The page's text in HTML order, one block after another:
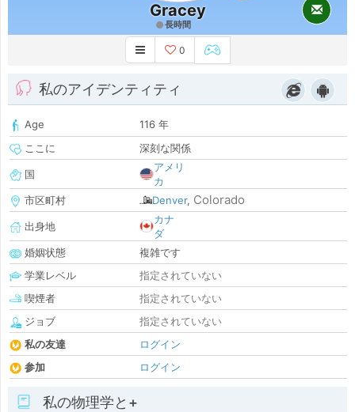
Gracey
長時間
0
私のアイデンティティ
Age
116 年
ここに
深刻な関係
国
アメリ
カ
市区町村
Denver, Colorado
出身地
カナ
ダ
婚姻状態
複雑です
学業レベル
指定されていない
喫煙者
指定されていない
ジョブ
指定されていない
私の友達
ログイン
参加
ログイン
私の物理学と+